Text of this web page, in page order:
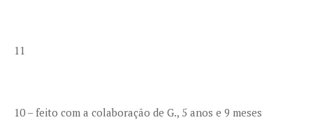
11
10 – feito com a colaboração de G., 5 anos e 9 meses